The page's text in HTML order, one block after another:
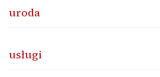
uroda
usługi